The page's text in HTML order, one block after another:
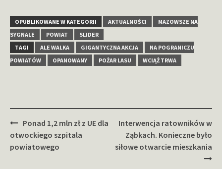
OPUBLIKOWANE W KATEGORII AKTUALNOŚCI
MAZOWSZE NA
SYGNALE
POWIAT
SLIDER
TAGI
ALE WALKA GIGANTYCZNA AKCJA
NA POGRANICZU
POWIATÓW
OPANOWANY POŻAR LASU WCIĄŻ TRWA
Zobacz
wpisy
Ponad 1,2 mln zł z UE dla
otwockiego szpitala
powiatowego
Interwencja ratowników w
Ząbkach. Konieczne było
siłowe otwarcie mieszkania